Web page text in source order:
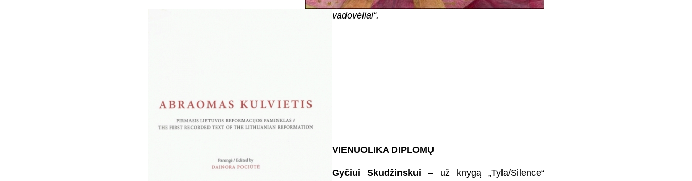
vadovėliai“.
VIENUOLIKA DIPLOMŲ
Gyčiui Skudžinskui – už knygą „Tyla/Silence“